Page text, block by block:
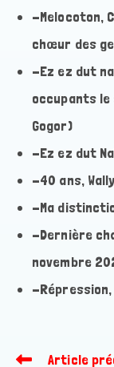
-Melocoton,
chœur des
-Ez ez dut
occupants le
Gogor)
-Ez ez dut
-40 ans,
-Ma
-Dernière
novembre
-Répression,
Read
Article